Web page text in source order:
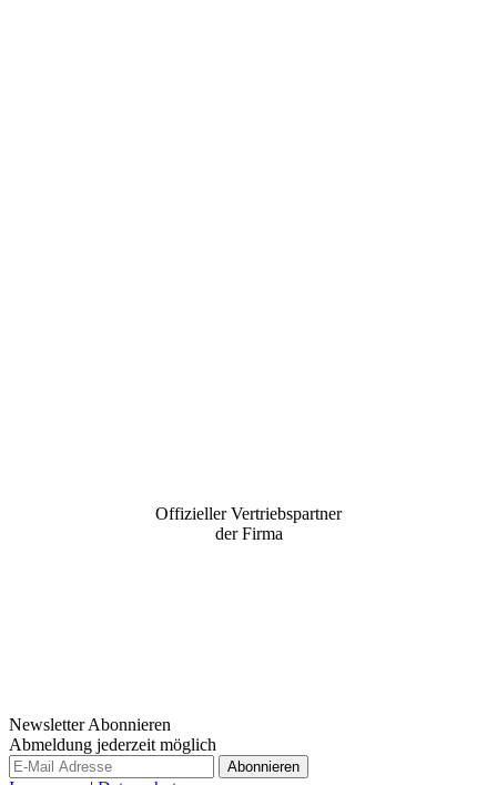
Offizieller Vertriebspartner
der Firma
Newsletter Abonnieren
Abmeldung jederzeit möglich